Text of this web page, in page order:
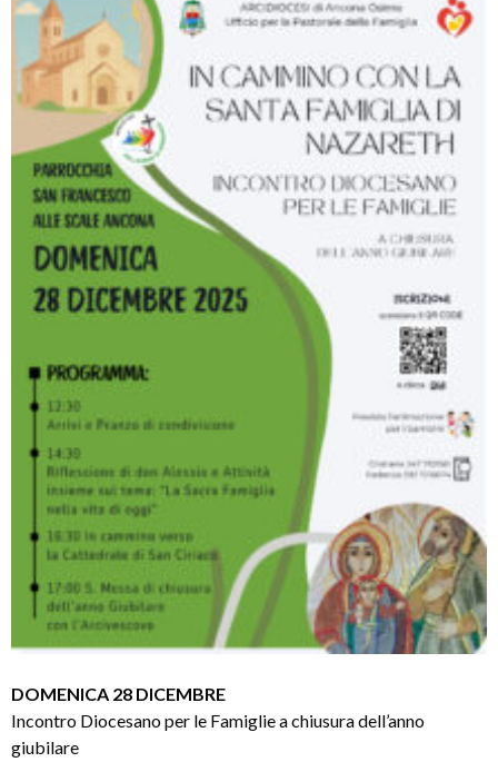
DOMENICA 28 DICEMBRE
Incontro Diocesano per le Famiglie a chiusura dell’anno
giubilare